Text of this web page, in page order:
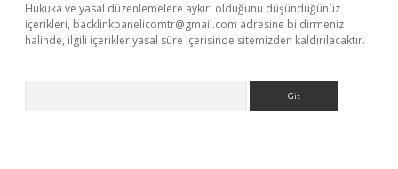
Hukuka ve yasal düzenlemelere aykırı olduğunu düşündüğünüz
içerikleri, backlinkpanelicomtr@gmail.com adresine bildirmeniz
halinde, ilgili içerikler yasal süre içerisinde sitemizden kaldırılacaktır.